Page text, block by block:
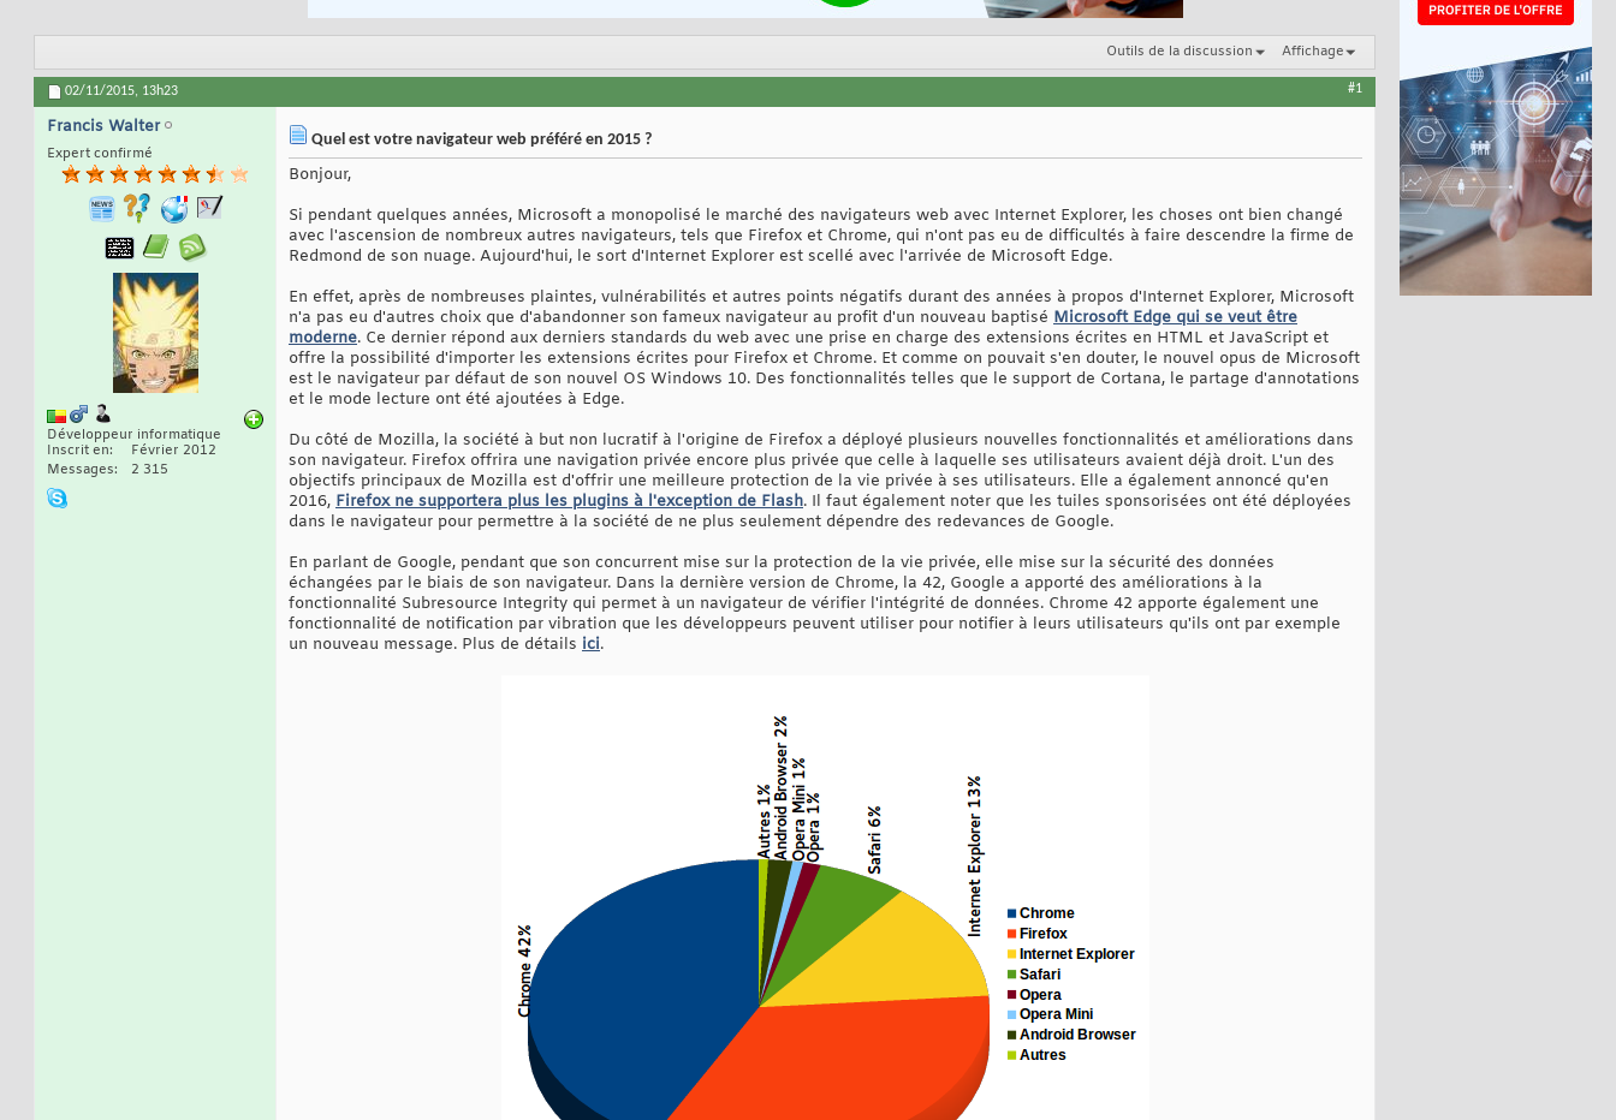
Outils de la discussion Affichage
02/11/2015, 13h23 #1
Francis Walter
Expert confirmé
Développeur informatique
Inscrit en
Février 2012
Messages
2 315
Quel est votre navigateur web préféré en 2015 ?
Bonjour,
Si pendant quelques années, Microsoft a monopolisé le marché des navigateurs web avec Internet Explorer, les choses ont bien changé
avec l'ascension de nombreux autres navigateurs, tels que Firefox et Chrome, qui n'ont pas eu de difficultés à faire descendre la firme de
Redmond de son nuage. Aujourd'hui, le sort d'Internet Explorer est scellé avec l'arrivée de Microsoft Edge.
En effet, après de nombreuses plaintes, vulnérabilités et autres points négatifs durant des années à propos d'Internet Explorer, Microsoft
n'a pas eu d'autres choix que d'abandonner son fameux navigateur au profit d'un nouveau baptisé Microsoft Edge qui se veut être
moderne. Ce dernier répond aux derniers standards du web avec une prise en charge des extensions écrites en HTML et JavaScript et
offre la possibilité d'importer les extensions écrites pour Firefox et Chrome. Et comme on pouvait s'en douter, le nouvel opus de Microsoft
est le navigateur par défaut de son nouvel OS Windows 10. Des fonctionnalités telles que le support de Cortana, le partage d'annotations
et le mode lecture ont été ajoutées à Edge.
Du côté de Mozilla, la société à but non lucratif à l'origine de Firefox a déployé plusieurs nouvelles fonctionnalités et améliorations dans
son navigateur. Firefox offrira une navigation privée encore plus privée que celle à laquelle ses utilisateurs avaient déjà droit. L'un des
objectifs principaux de Mozilla est d'offrir une meilleure protection de la vie privée à ses utilisateurs. Elle a également annoncé qu'en
2016, Firefox ne supportera plus les plugins à l'exception de Flash. Il faut également noter que les tuiles sponsorisées ont été déployées
dans le navigateur pour permettre à la société de ne plus seulement dépendre des redevances de Google.
En parlant de Google, pendant que son concurrent mise sur la protection de la vie privée, elle mise sur la sécurité des données
échangées par le biais de son navigateur. Dans la dernière version de Chrome, la 42, Google a apporté des améliorations à la
fonctionnalité Subresource Integrity qui permet à un navigateur de vérifier l'intégrité de données. Chrome 42 apporte également une
fonctionnalité de notification par vibration que les développeurs peuvent utiliser pour notifier à leurs utilisateurs qu'ils ont par exemple
un nouveau message. Plus de détails ici.